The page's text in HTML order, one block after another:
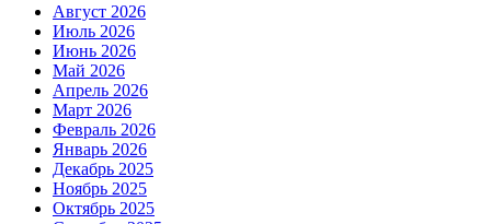
Август 2026
Июль 2026
Июнь 2026
Май 2026
Апрель 2026
Март 2026
Февраль 2026
Январь 2026
Декабрь 2025
Ноябрь 2025
Октябрь 2025